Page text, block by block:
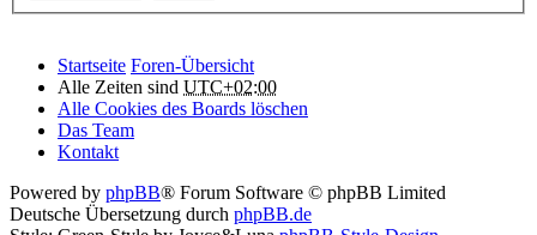
Startseite Foren-Übersicht
Alle Zeiten sind UTC+02:00
Alle Cookies des Boards löschen
Das Team
Kontakt
Powered by phpBB® Forum Software © phpBB Limited
Deutsche Übersetzung durch phpBB.de